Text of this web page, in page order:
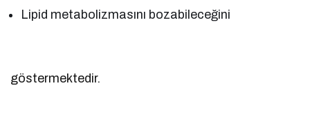
Lipid metabolizmasını bozabileceğini
göstermektedir.